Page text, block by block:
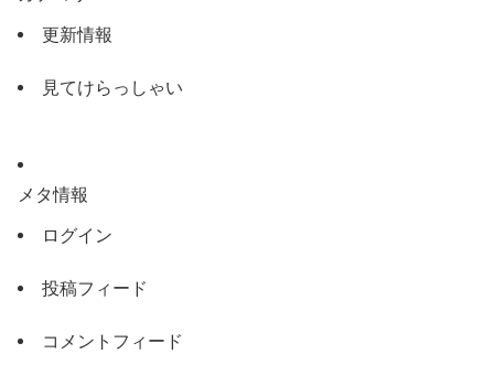
更新情報
見てけらっしゃい
メタ情報
ログイン
投稿フィード
コメントフィード